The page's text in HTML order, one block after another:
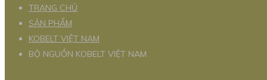
TRANG CHỦ
SẢN PHẨM
KOBELT VIỆT NAM
BỘ NGUỒN KOBELT VIỆT NAM